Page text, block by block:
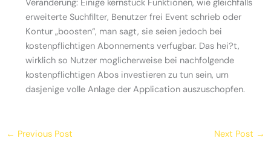
Veranderung: Einige kernstuck Funktionen, wie gleichfalls
erweiterte Suchfilter, Benutzer frei Event schrieb oder
Kontur „boosten“, man sagt, sie seien jedoch bei
kostenpflichtigen Abonnements verfugbar. Das hei?t,
wirklich so Nutzer moglicherweise bei nachfolgende
kostenpflichtigen Abos investieren zu tun sein, um
dasjenige volle Anlage der Application auszuschopfen.
← Previous Post Next Post →